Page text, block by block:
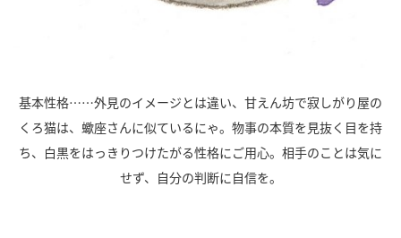
基本性格……外見のイメージとは違い、甘えん坊で寂しがり屋の
くろ猫は、蠍座さんに似ているにゃ。物事の本質を見抜く目を持
ち、白黒をはっきりつけたがる性格にご用心。相手のことは気に
せず、自分の判断に自信を。